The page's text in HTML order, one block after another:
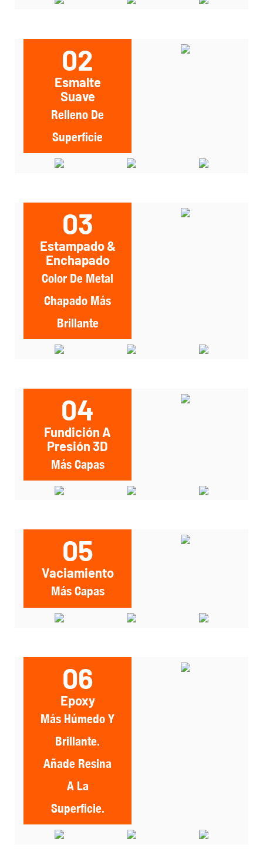
02
Esmalte
Suave
Relleno De
Superficie
03
Estampado &
Enchapado
Color De Metal
Chapado Más
Brillante
04
Fundición A
Presión 3D
Más Capas
05
Vaciamiento
Más Capas
06
Epoxy
Más Húmedo Y
Brillante.
Añade Resina
A La
Superficie.